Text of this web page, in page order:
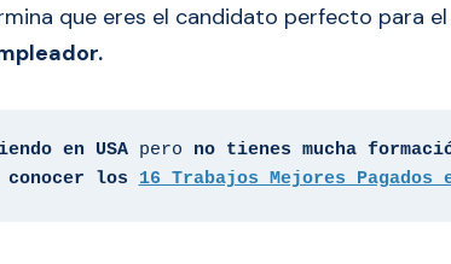
que eres el candidato perfecto para
en USA pero no tienes mucha
conocer los 16 Trabajos Mejores Pagados